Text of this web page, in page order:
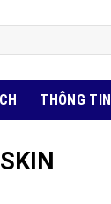
THÔNG TIN